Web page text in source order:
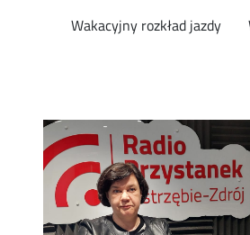
Wakacyjny rozkład jazdy